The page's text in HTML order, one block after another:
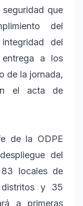
que
del
del
entrega a los
de la jornada,
el acta de
de la ODPE
del
locales de
y 35
a primeras